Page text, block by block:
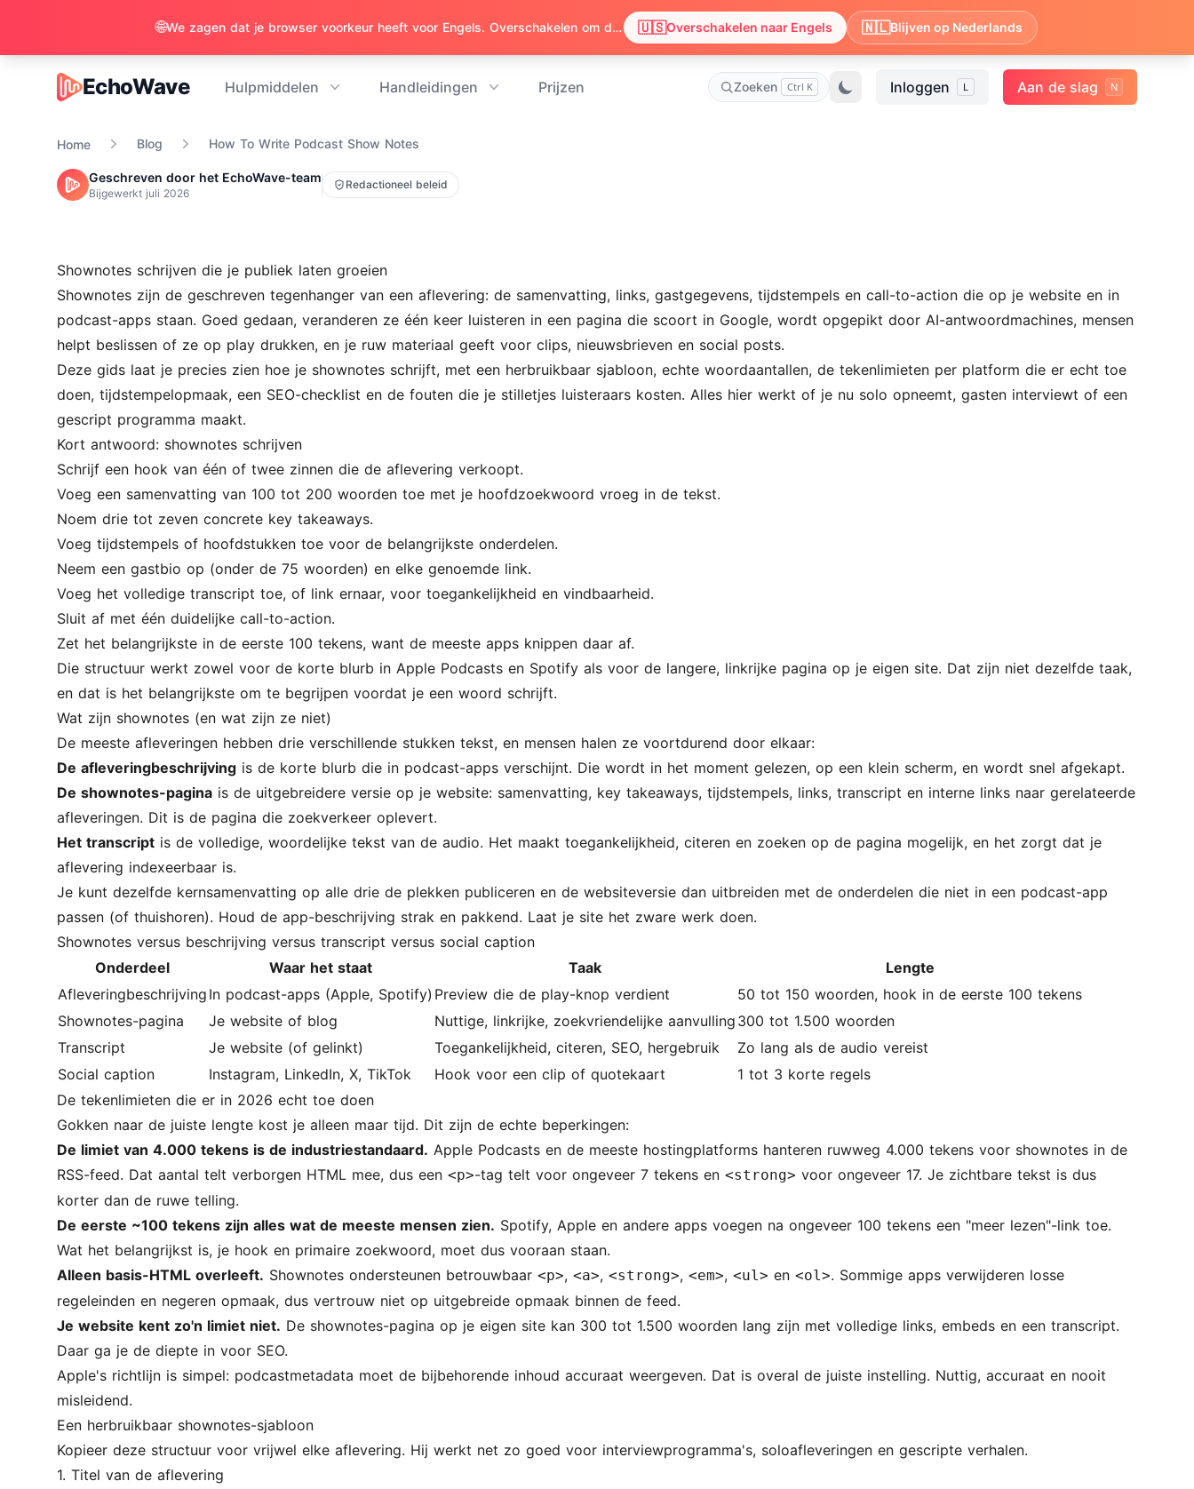
EchoWave
EchoWave Hulpmiddelen Handleidingen Prijzen Zoeken Ctrl K Inloggen L Aan de slag N
Home Blog How To Write Podcast Show Notes
Geschreven door het EchoWave-team
Bijgewerkt juli 2026
Redactioneel beleid
Shownotes schrijven die je publiek laten groeien
Shownotes zijn de geschreven tegenhanger van een aflevering: de samenvatting, links, gastgegevens, tijdstempels en call-to-action die op je website en in
podcast-apps staan. Goed gedaan, veranderen ze één keer luisteren in een pagina die scoort in Google, wordt opgepikt door AI-antwoordmachines, mensen
helpt beslissen of ze op play drukken, en je ruw materiaal geeft voor clips, nieuwsbrieven en social posts.
Deze gids laat je precies zien hoe je shownotes schrijft, met een herbruikbaar sjabloon, echte woordaantallen, de tekenlimieten per platform die er echt toe
doen, tijdstempelopmaak, een SEO-checklist en de fouten die je stilletjes luisteraars kosten. Alles hier werkt of je nu solo opneemt, gasten interviewt of een
gescript programma maakt.
Kort antwoord: shownotes schrijven
Schrijf een hook van één of twee zinnen die de aflevering verkoopt.
Voeg een samenvatting van 100 tot 200 woorden toe met je hoofdzoekwoord vroeg in de tekst.
Noem drie tot zeven concrete key takeaways.
Voeg tijdstempels of hoofdstukken toe voor de belangrijkste onderdelen.
Neem een gastbio op (onder de 75 woorden) en elke genoemde link.
Voeg het volledige transcript toe, of link ernaar, voor toegankelijkheid en vindbaarheid.
Sluit af met één duidelijke call-to-action.
Zet het belangrijkste in de eerste 100 tekens, want de meeste apps knippen daar af.
Die structuur werkt zowel voor de korte blurb in Apple Podcasts en Spotify als voor de langere, linkrijke pagina op je eigen site. Dat zijn niet dezelfde taak,
en dat is het belangrijkste om te begrijpen voordat je een woord schrijft.
Wat zijn shownotes (en wat zijn ze niet)
De meeste afleveringen hebben drie verschillende stukken tekst, en mensen halen ze voortdurend door elkaar:
De afleveringbeschrijving is de korte blurb die in podcast-apps verschijnt. Die wordt in het moment gelezen, op een klein scherm, en wordt snel afgekapt.
De shownotes-pagina is de uitgebreidere versie op je website: samenvatting, key takeaways, tijdstempels, links, transcript en interne links naar gerelateerde
afleveringen. Dit is de pagina die zoekverkeer oplevert.
Het transcript is de volledige, woordelijke tekst van de audio. Het maakt toegankelijkheid, citeren en zoeken op de pagina mogelijk, en het zorgt dat je
aflevering indexeerbaar is.
Je kunt dezelfde kernsamenvatting op alle drie de plekken publiceren en de websiteversie dan uitbreiden met de onderdelen die niet in een podcast-app
passen (of thuishoren). Houd de app-beschrijving strak en pakkend. Laat je site het zware werk doen.
Shownotes versus beschrijving versus transcript versus social caption
Onderdeel
Waar het staat Taak
Lengte
Afleveringbeschrijving In podcast-apps (Apple, Spotify) Preview die de play-knop verdient
50 tot 150 woorden, hook in de eerste 100 tekens
Shownotes-pagina
Je website of blog Nuttige, linkrijke, zoekvriendelijke aanvulling 300 tot 1.500 woorden
Transcript
Je website (of gelinkt) Toegankelijkheid, citeren, SEO, hergebruik
Zo lang als de audio vereist
Social caption
Instagram, LinkedIn, X, TikTok Hook voor een clip of quotekaart
1 tot 3 korte regels
De tekenlimieten die er in 2026 echt toe doen
Gokken naar de juiste lengte kost je alleen maar tijd. Dit zijn de echte beperkingen:
De limiet van 4.000 tekens is de industriestandaard. Apple Podcasts en de meeste hostingplatforms hanteren ruwweg 4.000 tekens voor shownotes in de
RSS-feed. Dat aantal telt verborgen HTML mee, dus een <p>-tag telt voor ongeveer 7 tekens en <strong> voor ongeveer 17. Je zichtbare tekst is dus
korter dan de ruwe telling.
De eerste ~100 tekens zijn alles wat de meeste mensen zien. Spotify, Apple en andere apps voegen na ongeveer 100 tekens een "meer lezen"-link toe.
Wat het belangrijkst is, je hook en primaire zoekwoord, moet dus vooraan staan.
Alleen basis-HTML overleeft. Shownotes ondersteunen betrouwbaar <p>, <a>, <strong>, <em>, <ul> en <ol>. Sommige apps verwijderen losse
regeleinden en negeren opmaak, dus vertrouw niet op uitgebreide opmaak binnen de feed.
Je website kent zo'n limiet niet. De shownotes-pagina op je eigen site kan 300 tot 1.500 woorden lang zijn met volledige links, embeds en een transcript.
Daar ga je de diepte in voor SEO.
Apple's richtlijn is simpel: podcastmetadata moet de bijbehorende inhoud accuraat weergeven. Dat is overal de juiste instelling. Nuttig, accuraat en nooit
misleidend.
Een herbruikbaar shownotes-sjabloon
Kopieer deze structuur voor vrijwel elke aflevering. Hij werkt net zo goed voor interviewprogramma's, soloafleveringen en gescripte verhalen.
1. Titel van de aflevering
🌐 We zagen dat je browser voorkeur heeft voor Engels. Overschakelen om de inhoud in Engels te bekijken? 🇺🇸Overschakelen naar Engels 🇳🇱Blijven op Nederlands